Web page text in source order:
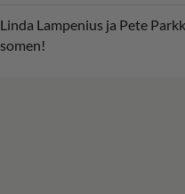
Linda Lampenius ja Pete
somen!